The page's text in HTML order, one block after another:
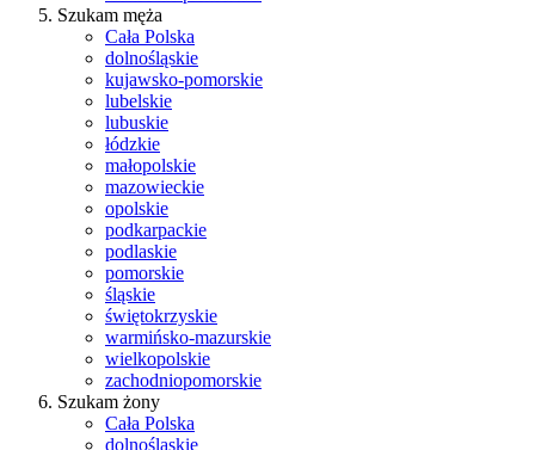
Szukam męża
Cała Polska
dolnośląskie
kujawsko-pomorskie
lubelskie
lubuskie
łódzkie
małopolskie
mazowieckie
opolskie
podkarpackie
podlaskie
pomorskie
śląskie
świętokrzyskie
warmińsko-mazurskie
wielkopolskie
zachodniopomorskie
Szukam żony
Cała Polska
dolnośląskie